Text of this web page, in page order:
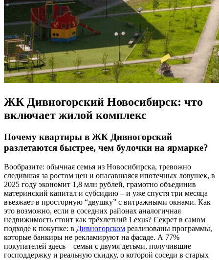
ЖК Дивногорский Новосибирск: что
включает жилой комплекс
Почему квартиры в ЖК Дивногорский
разлетаются быстрее, чем булочки на ярмарке?
Вообразите: обычная семья из Новосибирска, тревожно
следившая за ростом цен и опасавшаяся ипотечных ловушек, в
2025 году экономит 1,8 млн рублей, грамотно объединив
материнский капитал и субсидию – и уже спустя три месяца
въезжает в просторную “двушку” с витражными окнами. Как
это возможно, если в соседних районах аналогичная
недвижимость стоит как трёхлетний Lexus? Секрет в самом
подходе к покупке: в Дивногорском реализованы программы,
которые банкиры не рекламируют на фасаде. А 77%
покупателей здесь – семьи с двумя детьми, получившие
господдержку и реальную скидку, о которой соседи в старых